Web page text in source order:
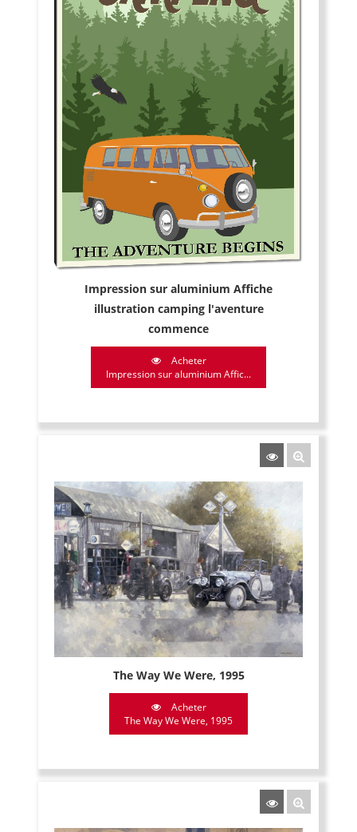
Impression sur aluminium Affiche
illustration camping l'aventure
commence
Acheter
Impression sur aluminium Affic...
The Way We Were, 1995
Acheter
The Way We Were, 1995